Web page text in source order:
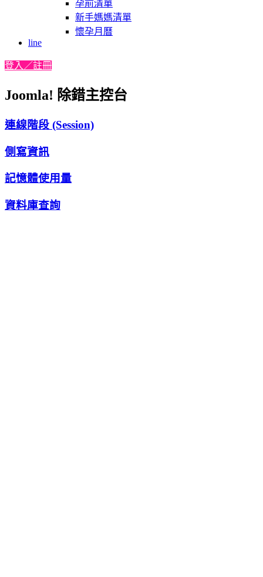
孕前清單
新手媽媽清單
懷孕月曆
line
登入／註冊
Joomla! 除錯主控台
連線階段 (Session)
側寫資訊
記憶體使用量
資料庫查詢